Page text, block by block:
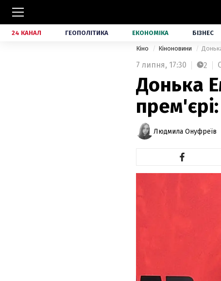
24 КАНАЛ ГЕОПОЛІТИКА ЕКОНОМІКА БІЗНЕС
Кіно Кіноновини
7 липня, 17:30 2
Донька
Людмила Онуфреїв